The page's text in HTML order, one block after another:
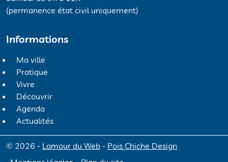
(permanence état civil uniquement)
Informations
Ma ville
Pratique
Vivre
Découvrir
Agenda
Actualités
© 2026 - Lamour du Web - Pois Chiche Design